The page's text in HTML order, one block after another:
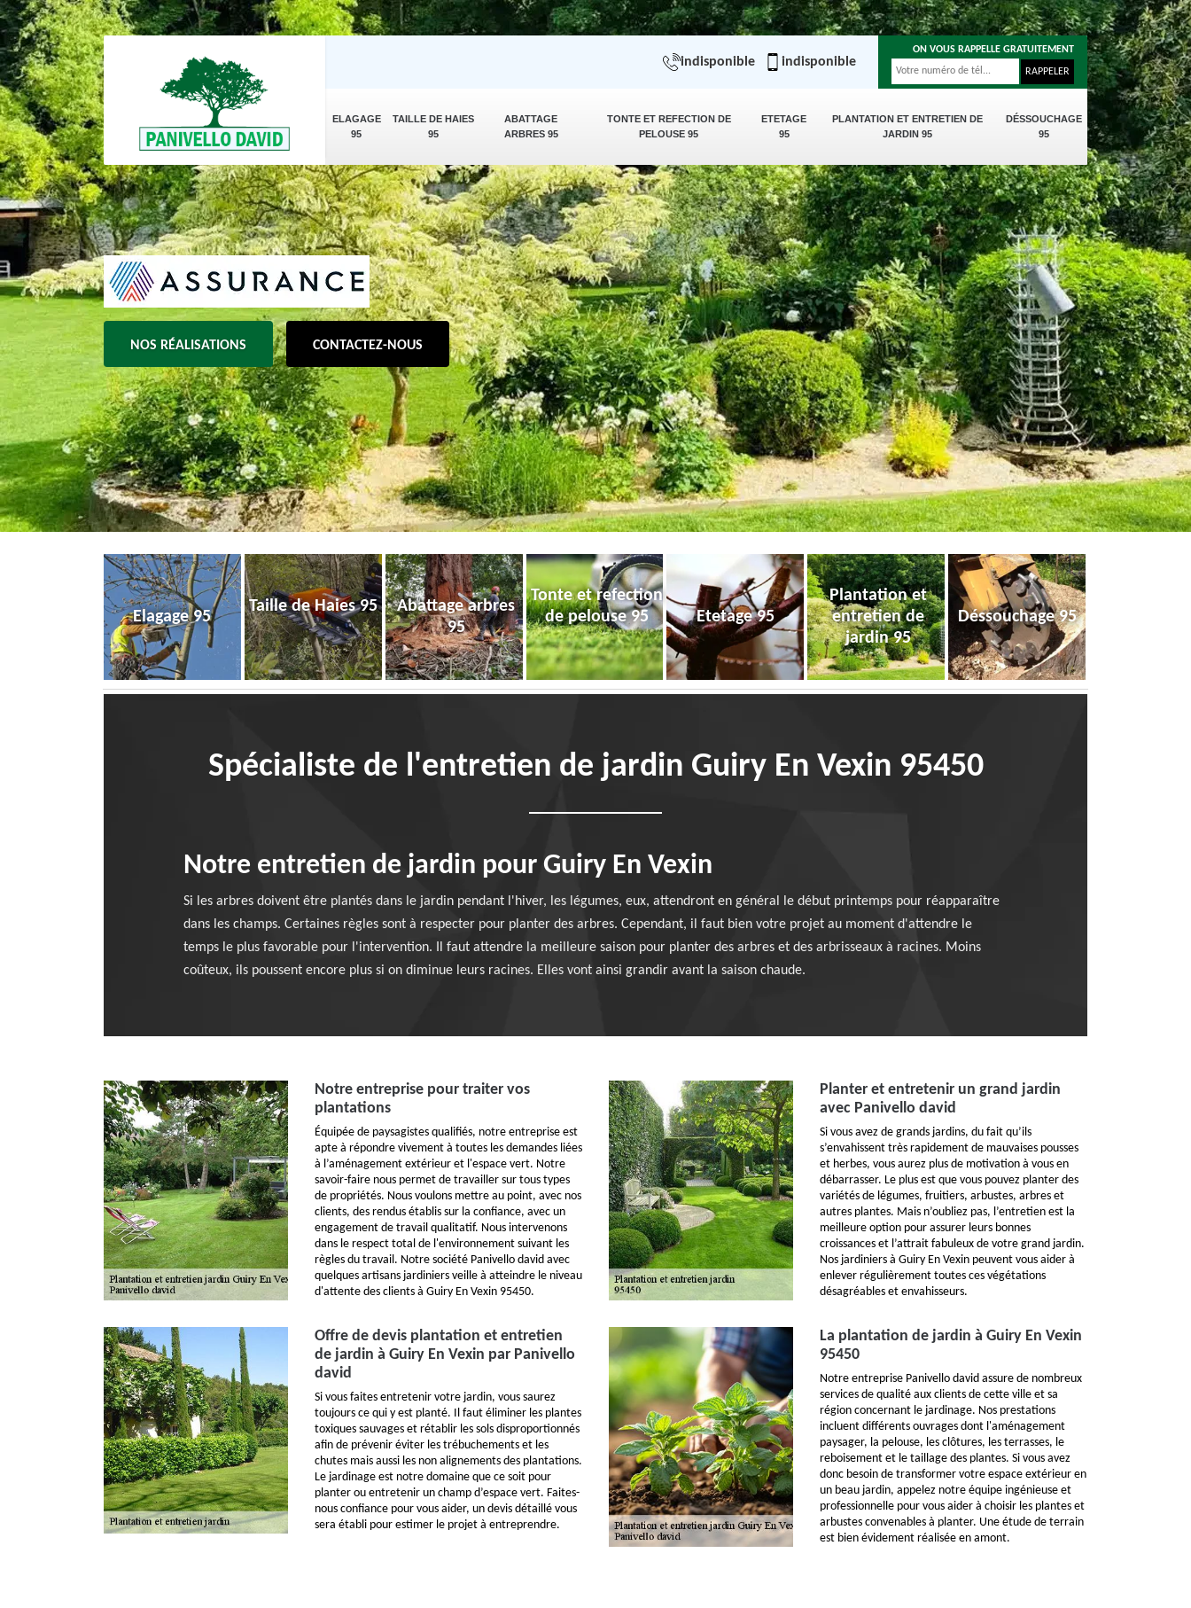
ELAGAGE
95
TAILLE DE HAIES
95
ABATTAGE
ARBRES 95
TONTE ET REFECTION DE
PELOUSE 95
ETETAGE
95
PLANTATION ET ENTRETIEN DE
JARDIN 95
DÉSSOUCHAGE
95
indisponible indisponible
ON VOUS RAPPELLE GRATUITEMENT
NOS RÉALISATIONS CONTACTEZ-NOUS
Elagage 95
Taille de Haies 95
Abattage arbres
95
Tonte et refection
de pelouse 95
Etetage 95
Plantation et
entretien de
jardin 95
Déssouchage 95
Spécialiste de l'entretien de jardin Guiry En Vexin 95450
Notre entretien de jardin pour Guiry En Vexin
Si les arbres doivent être plantés dans le jardin pendant l'hiver, les légumes, eux, attendront en général le début printemps pour réapparaître
dans les champs. Certaines règles sont à respecter pour planter des arbres. Cependant, il faut bien votre projet au moment d'attendre le
temps le plus favorable pour l'intervention. Il faut attendre la meilleure saison pour planter des arbres et des arbrisseaux à racines. Moins
coûteux, ils poussent encore plus si on diminue leurs racines. Elles vont ainsi grandir avant la saison chaude.
Notre entreprise pour traiter vos
plantations
Équipée de paysagistes qualifiés, notre entreprise est
apte à répondre vivement à toutes les demandes liées
à l’aménagement extérieur et l'espace vert. Notre
savoir-faire nous permet de travailler sur tous types
de propriétés. Nous voulons mettre au point, avec nos
clients, des rendus établis sur la confiance, avec un
engagement de travail qualitatif. Nous intervenons
dans le respect total de l'environnement suivant les
règles du travail. Notre société Panivello david avec
quelques artisans jardiniers veille à atteindre le niveau
d'attente des clients à Guiry En Vexin 95450.
Planter et entretenir un grand jardin
avec Panivello david
Si vous avez de grands jardins, du fait qu’ils
s’envahissent très rapidement de mauvaises pousses
et herbes, vous aurez plus de motivation à vous en
débarrasser. Le plus est que vous pouvez planter des
variétés de légumes, fruitiers, arbustes, arbres et
autres plantes. Mais n’oubliez pas, l’entretien est la
meilleure option pour assurer leurs bonnes
croissances et l’attrait fabuleux de votre grand jardin.
Nos jardiniers à Guiry En Vexin peuvent vous aider à
enlever régulièrement toutes ces végétations
désagréables et envahisseurs.
Offre de devis plantation et entretien
de jardin à Guiry En Vexin par Panivello
david
Si vous faites entretenir votre jardin, vous saurez
toujours ce qui y est planté. Il faut éliminer les plantes
toxiques sauvages et rétablir les sols disproportionnés
afin de prévenir éviter les trébuchements et les
chutes mais aussi les non alignements des plantations.
Le jardinage est notre domaine que ce soit pour
planter ou entretenir un champ d’espace vert. Faites-
nous confiance pour vous aider, un devis détaillé vous
sera établi pour estimer le projet à entreprendre.
La plantation de jardin à Guiry En Vexin
95450
Notre entreprise Panivello david assure de nombreux
services de qualité aux clients de cette ville et sa
région concernant le jardinage. Nos prestations
incluent différents ouvrages dont l'aménagement
paysager, la pelouse, les clôtures, les terrasses, le
reboisement et le taillage des plantes. Si vous avez
donc besoin de transformer votre espace extérieur en
un beau jardin, appelez notre équipe ingénieuse et
professionnelle pour vous aider à choisir les plantes et
arbustes convenables à planter. Une étude de terrain
est bien évidement réalisée en amont.